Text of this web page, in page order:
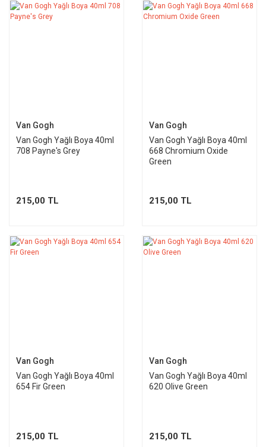
Van Gogh
Van Gogh Yağlı Boya 40ml
708 Payne's Grey
215,00 TL
Van Gogh
Van Gogh Yağlı Boya 40ml
668 Chromium Oxide
Green
215,00 TL
Van Gogh
Van Gogh Yağlı Boya 40ml
654 Fir Green
215,00 TL
Van Gogh
Van Gogh Yağlı Boya 40ml
620 Olive Green
215,00 TL